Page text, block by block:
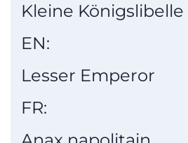
Kleine Königslibelle
EN:
Lesser Emperor
FR: